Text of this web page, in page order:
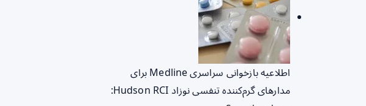
اطلاعیه بازخوانی سراسری Medline برای
مدارهای گرم‌کننده تنفسی نوزاد Hudson RCI: